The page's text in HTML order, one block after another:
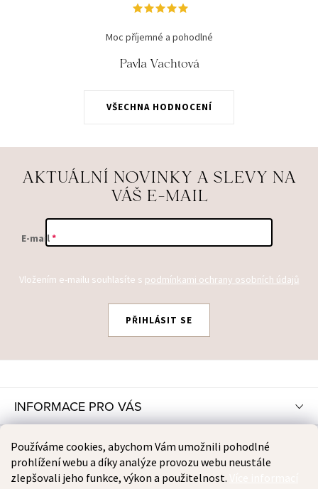
Používáme cookies, abychom Vám umožnili pohodlné
prohlížení webu a díky analýze provozu webu neustále
zlepšovali jeho funkce, výkon a použitelnost.
VŠECHNA HODNOCENÍ
Moc příjemné a pohodlné
Pavla Vachtová
AKTUÁLNÍ NOVINKY A SLEVY NA
VÁŠ E-MAIL
E-mail
Vložením e-mailu souhlasíte s podmínkami ochrany osobních údajů
PŘIHLÁSIT SE
Z
A
INFORMACE PRO VÁS
INSTAGRAM